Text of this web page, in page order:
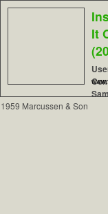
It
1959 Marcussen & Son